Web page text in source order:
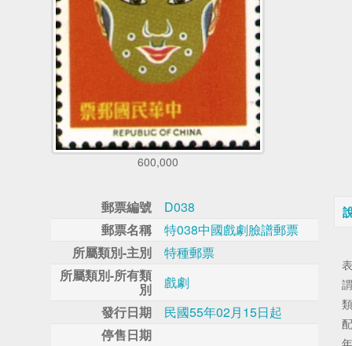
600,000
郵票編號
D038
郵票名稱
特038中國戲劇臉譜郵票
所屬類別-主別
特種郵票
所屬類別-所有類
別
戲劇
發行日期
民國55年02月15日起
停售日期